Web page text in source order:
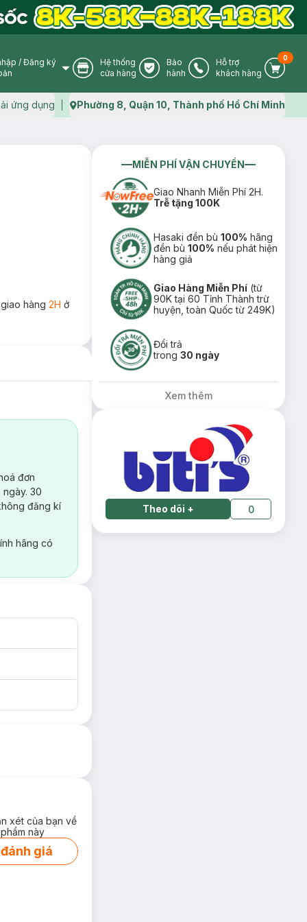
User Icon
/ Đăng ký
Store Icon
Hệ thống
cửa hàng
Warranty Icon
Bảo
hành
Phone Icon
Hỗ trợ
khách hàng
Cart
0
ứng dụng Map icon
Phường 8, Quận 10, Thành phố Hồ Chí Minh
hàng 2H ở
đơn
30
đăng kí
hãng có
xét của bạn về
này
giá
MIỄN PHÍ VẬN CHUYỂN
Giao Nhanh Miễn Phí 2H.
Trễ tặng 100K
Hasaki đền bù100% hãng
đền bù100% nếu phát hiện
hàng giả
Giao Hàng Miễn Phí (từ
90K tại 60 Tỉnh Thành trừ
huyện, toàn Quốc từ 249K)
Đổi trả
trong30 ngày
Xem thêm
Theo dõi + 0